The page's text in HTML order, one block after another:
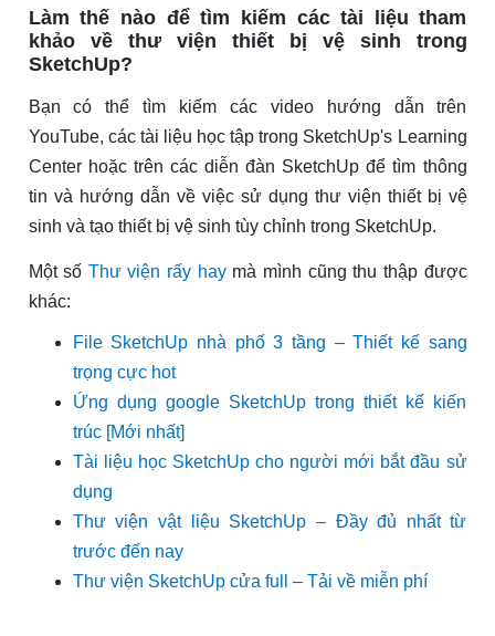
Làm thế nào để tìm kiếm các tài liệu tham
khảo về thư viện thiết bị vệ sinh trong
SketchUp?
Bạn có thể tìm kiếm các video hướng dẫn trên
YouTube, các tài liệu học tập trong SketchUp's Learning
Center hoặc trên các diễn đàn SketchUp để tìm thông
tin và hướng dẫn về việc sử dụng thư viện thiết bị vệ
sinh và tạo thiết bị vệ sinh tùy chỉnh trong SketchUp.
Một số Thư viện rấy haymà mình cũng thu thập được
khác:
File SketchUp nhà phố 3 tầng – Thiết kế sang
trọng cực hot
Ứng dụng google SketchUp trong thiết kế kiến
trúc [Mới nhất]
Tài liệu học SketchUp cho người mới bắt đầu sử
dụng
Thư viện vật liệu SketchUp – Đầy đủ nhất từ
trước đến nay
Thư viện SketchUp cửa full – Tải về miễn phí